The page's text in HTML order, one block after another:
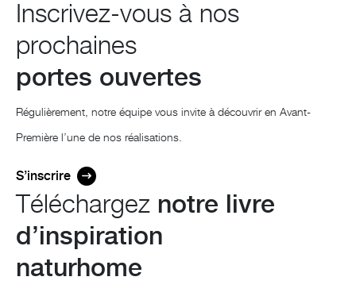
Inscrivez-vous à nos
prochaines
portes ouvertes
Régulièrement, notre équipe vous invite à découvrir en Avant-
Première l’une de nos réalisations.
S’inscrire
Téléchargez notre livre
d’inspiration
naturhome